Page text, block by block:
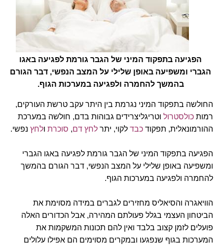
הפגיעה בתפקוד המיני של הגבר גורמת לפגיעה באגו
הגברי ומשפיעה באופן שלילי על המצב הנפשי, דבר הגורם
בהמשך להחמרה ולפגיעה במערכות הגוף.
החולשה בתפקוד המיני נגרמת בין היתר עקב טרשת העורקים,
רמות כולסטרול וטריגליצרידים גבוהות בדם, חולשה במערכת
ההורמונאלית, תפקוד כבד לקוי, יתר לחץ דם, סוכרת ולחץנפשי.
הפגיעה בתפקוד המיני של הגבר גורמת לפגיעה באגו הגברי
ומשפיעה באופן שלילי על המצב הנפשי, דבר הגורם בהמשך
להחמרה ולפגיעה במערכות הגוף.
הוויאגרה והסיאליס מחזירים לגברים במידה מסוימת את
הביטחון העצמי בגלל פעולתם המהירה, אבל הכדורים האלה
פועלים לזמן קצוב בלבד ואין להם תכונות המשקמות את
המערכות בגוף שנפגעו ובמקרים מסוימים הם אפילו עלולים